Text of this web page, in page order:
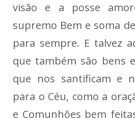
visão e a posse
supremo Bem e soma
para sempre. E talvez
que também são bens
que nos santificam e
para o Céu, como a
e Comunhões bem